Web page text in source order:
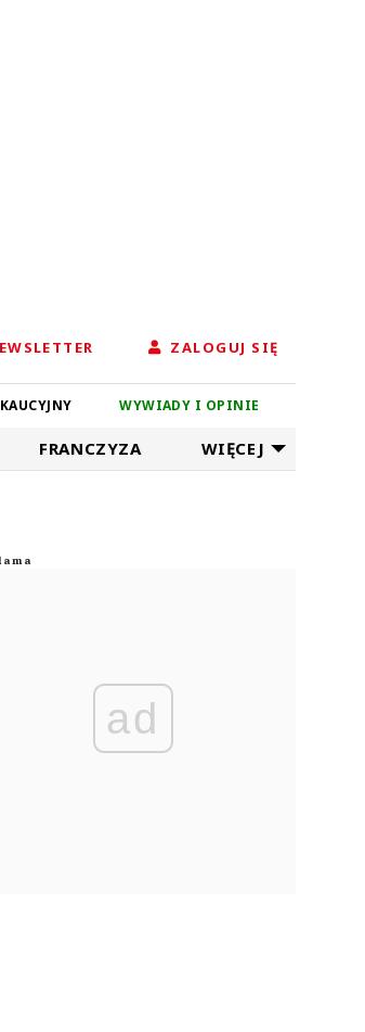
ZALOGUJ SIĘ
WYWIADY I OPINIE
FRANCZYZA WIĘCEJ
ad